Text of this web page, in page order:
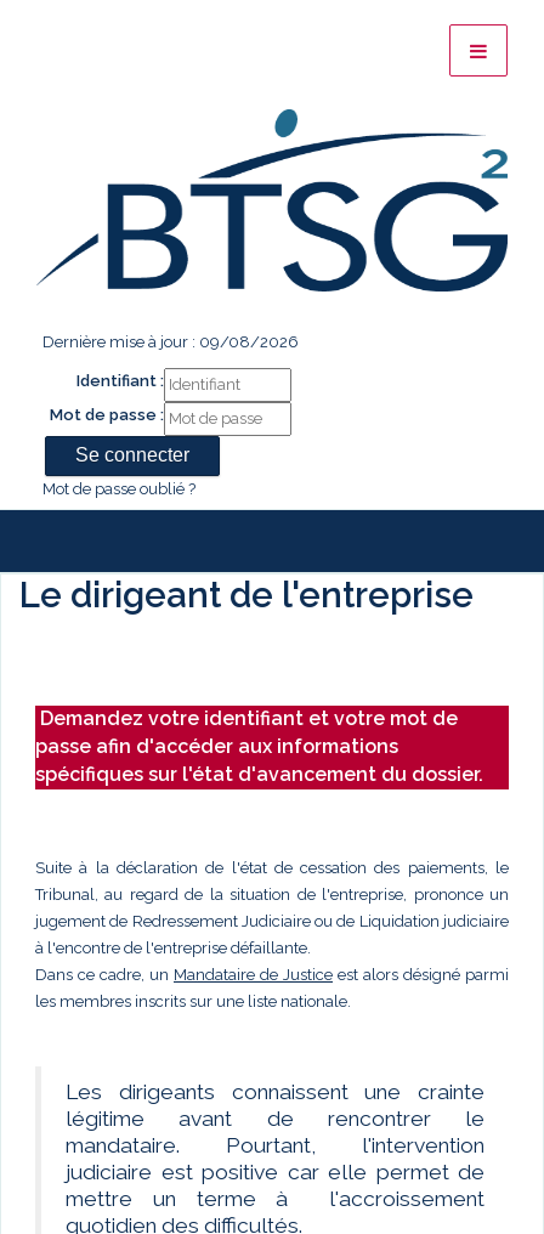
Dernière mise à jour : 09/08/2026
Identifiant :
Mot de passe :
Mot de passe oublié ?
Le dirigeant de l'entreprise
Demandez votre identifiant et votre mot de
passe afin d'accéder aux informations
spécifiques sur l'état d'avancement du dossier.
Suite à la déclaration de l'état de cessation des paiements, le
Tribunal, au regard de la situation de l'entreprise, prononce un
jugement de Redressement Judiciaire ou de Liquidation judiciaire
à l'encontre de l'entreprise défaillante.
Dans ce cadre, un Mandataire de Justice est alors désigné parmi
les membres inscrits sur une liste nationale.
Les dirigeants connaissent une crainte
légitime avant de rencontrer le
mandataire. Pourtant, l'intervention
judiciaire est positive car elle permet de
mettre un terme à l'accroissement
quotidien des difficultés.